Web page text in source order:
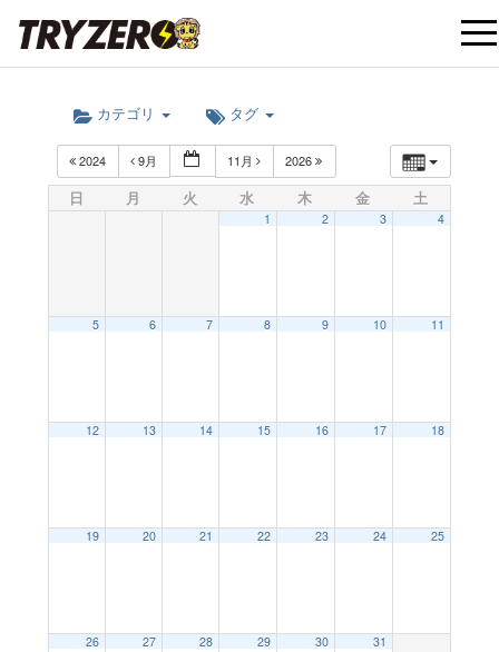
t
カテゴリ タグ
2024 9月 11月 2026
日 月 火 水 木 金 土
1 2 3 4
5 6 7 8 9 10 11
12 13 14 15 16 17 18
19 20 21 22 23 24 25
26 27 28 29 30 31